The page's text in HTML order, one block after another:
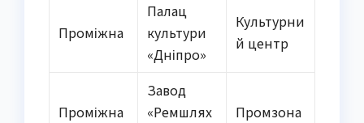
Проміжна
Палац
культури
«Дніпро»
Культурни
й центр
Проміжна
Завод
«Ремшлях
Промзона